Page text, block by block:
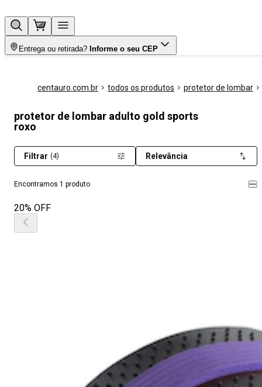
Entrega ou retirada? Informe o seu CEP
centauro.com.br todos os produtos protetor de lombar
protetor de lombar adulto gold sports
roxo
Encontramos 1 produto
Filtrar (4) Relevância
20% OFF